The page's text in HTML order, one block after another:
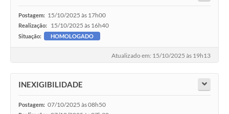
Postagem: 15/10/2025 às 17h00
Realização: 15/10/2025 às 16h40
Situação: HOMOLOGADO
Atualizado em: 15/10/2025 às 19h13
INEXIGIBILIDADE
Postagem: 07/10/2025 às 08h50